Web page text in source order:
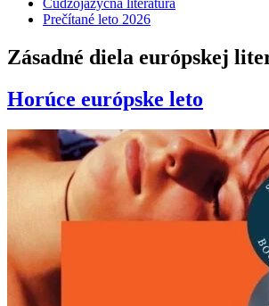
Cudzojazyčná literatúra
Prečítané leto 2026
Zásadné diela európskej
Horúce európske leto